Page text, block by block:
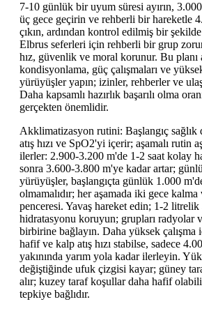
7-10 günlük bir uyum süresi ayırın,
üç gece geçirin ve rehberli bir hareketle
çıkın, ardından kontrol edilmiş bir
Elbrus seferleri için rehberli bir grup
hız, güvenlik ve moral korunur. Bu planı
kondisyonlama, güç çalışmaları ve
yürüyüşler yapın; izinler, rehberler ve
Daha kapsamlı hazırlık başarılı olma
gerçekten önemlidir.
Akklimatizasyon rutini: Başlangıç sağlık
atış hızı ve SpO2'yi içerir; aşamalı rutin
ilerler: 2.900-3.200 m'de 1-2 saat kolay
sonra 3.600-3.800 m'ye kadar artar;
yürüyüşler, başlangıçta günlük 1.000
olmamalıdır; her aşamada iki gece
penceresi. Yavaş hareket edin; 1-2 litrelik
hidratasyonu koruyun; grupları radyolar
birbirine bağlayın. Daha yüksek çalışma
hafif ve kalp atış hızı stabilse, sadece
yakınında yarım yola kadar ilerleyin.
değiştiğinde ufuk çizgisi kayar; güney
alır; kuzey taraf koşullar daha hafif
tepkiye bağlıdır.